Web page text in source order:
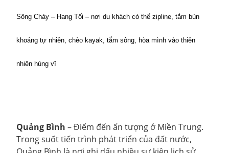
Sông Chày – Hang Tối – nơi du khách có thể zipline, tắm bùn
khoáng tự nhiên, chèo kayak, tắm sông, hòa mình vào thiên
nhiên hùng vĩ
Quảng Bình – Điểm đến ấn tượng ở Miền Trung.
Trong suốt tiến trình phát triển của đất nước,